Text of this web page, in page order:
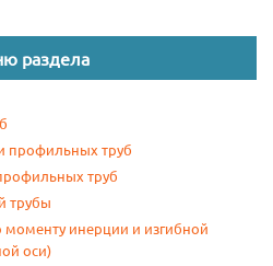
раздела
профильных труб
труб
трубы
моменту инерции и изгибной
оси)